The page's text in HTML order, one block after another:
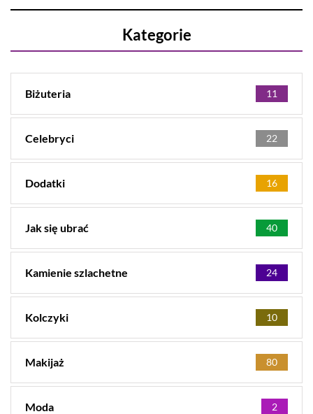
Kategorie
Biżuteria 11
Celebryci 22
Dodatki 16
Jak się ubrać 40
Kamienie szlachetne 24
Kolczyki 10
Makijaż 80
Moda 2